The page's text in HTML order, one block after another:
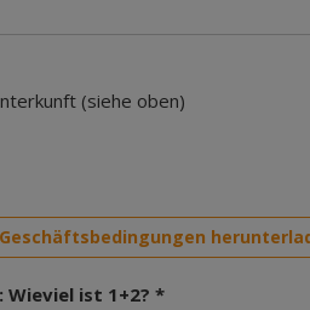
(siehe oben)
Wieviel ist 1+2? *